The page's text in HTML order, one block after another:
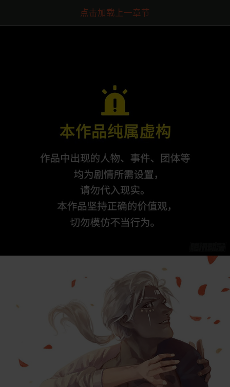
点击加载上一章节